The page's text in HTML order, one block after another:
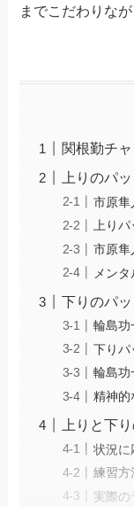
までこだわりな
関根勤チ
上りのパ
市原隼
上りパ
市原隼
メン
下りのパ
輪島功
下りパ
輪島功
精神的
上りと下
状況に
練習方
実際の